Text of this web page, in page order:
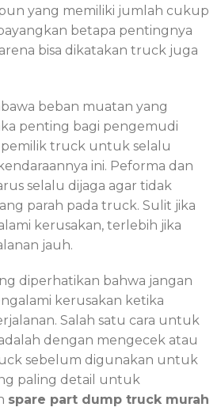
yang memiliki jumlah cukup
betapa pentingnya
bisa dikatakan truck juga
beban muatan yang
penting bagi pengemudi
truck untuk selalu
ini. Peforma dan
selalu dijaga agar tidak
parah pada truck. Sulit jika
kerusakan, terlebih jika
jauh.
diperhatikan bahwa jangan
kerusakan ketika
Salah satu cara untuk
dengan mengecek atau
sebelum digunakan untuk
paling detail untuk
spare part dump truck murah